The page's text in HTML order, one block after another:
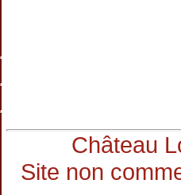
Château
Site non